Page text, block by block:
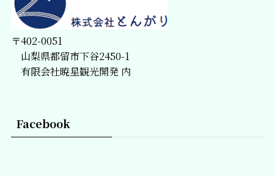
〒402-0051
山梨県都留市下谷2450-1
有限会社暁星観光開発 内
Facebook